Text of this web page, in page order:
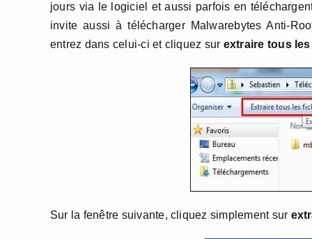
jours via le logiciel et aussi parfois en
invite aussi à télécharger Malwarebytes Anti-
entrez dans celui-ci et cliquez sur extraire tous
Sur la fenêtre suivante, cliquez simplement sur